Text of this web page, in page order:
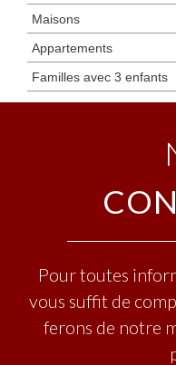
Maisons
Appartements
Familles avec 3 enfants
Pour toutes
vous suffit de
ferons de notre